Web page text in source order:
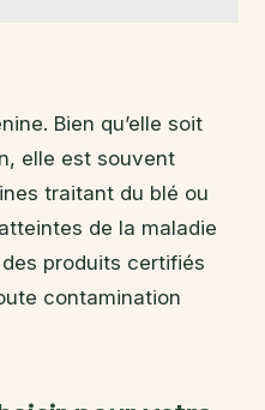
Bien qu’elle soit
elle est souvent
traitant du blé ou
de la maladie
produits certifiés
contamination